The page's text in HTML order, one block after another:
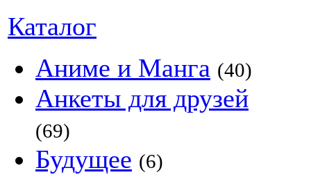
Каталог
Аниме и Манга (40)
Анкеты для друзей
(69)
Будущее (6)